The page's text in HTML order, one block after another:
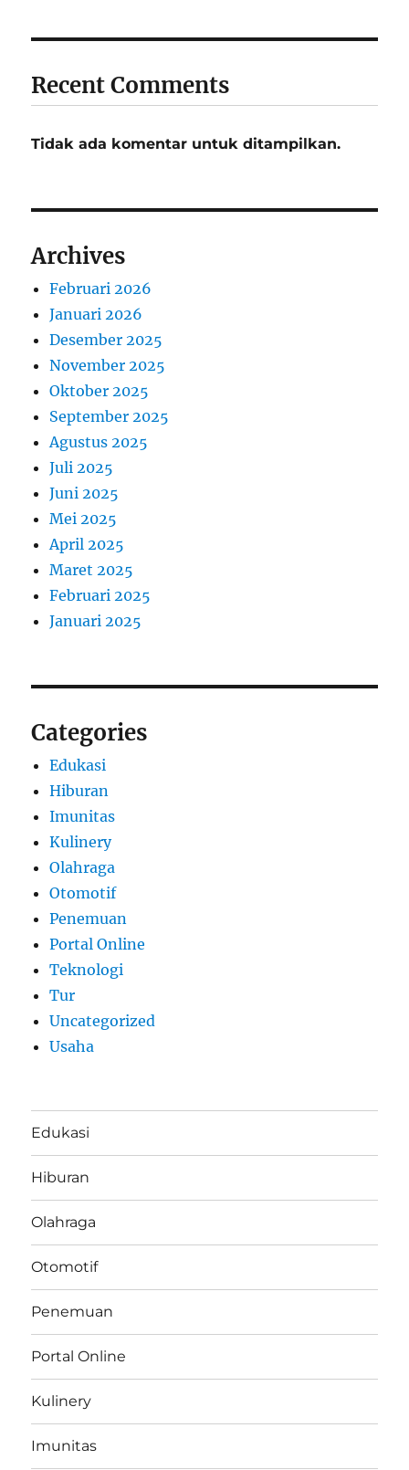
Recent Comments
Tidak ada komentar untuk ditampilkan.
Archives
Februari 2026
Januari 2026
Desember 2025
November 2025
Oktober 2025
September 2025
Agustus 2025
Juli 2025
Juni 2025
Mei 2025
April 2025
Maret 2025
Februari 2025
Januari 2025
Categories
Edukasi
Hiburan
Imunitas
Kulinery
Olahraga
Otomotif
Penemuan
Portal Online
Teknologi
Tur
Uncategorized
Usaha
Edukasi
Hiburan
Olahraga
Otomotif
Penemuan
Portal Online
Kulinery
Imunitas